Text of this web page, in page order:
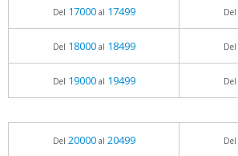
Del 17000al 17499 Del
Del 18000al 18499 Del
Del 19000al 19499 Del
Del 20000al 20499 Del